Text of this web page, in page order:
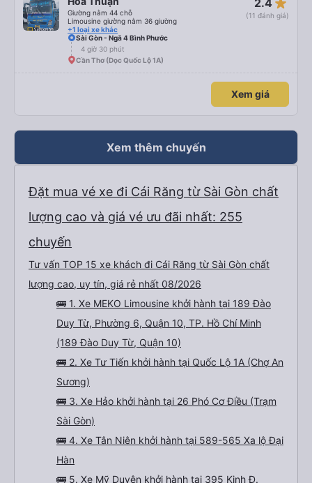
Giường nằm 44 chỗ
Limousine giường nằm 36 giường
+1 loại xe khác
2.4
(11 đánh giá)
Sài Gòn - Ngã 4 Bình Phước
4 giờ 30 phút
Cần Thơ (Dọc Quốc Lộ 1A)
Xem giá
Xem thêm chuyến
Đặt mua vé xe đi Cái Răng từ Sài Gòn chất
lượng cao và giá vé ưu đãi nhất: 255
chuyến
Tư vấn TOP 15 xe khách đi Cái Răng từ Sài Gòn chất
lượng cao, uy tín, giá rẻ nhất 08/2026
🚌 1. Xe MEKO Limousine khởi hành tại 189 Đào
Duy Từ, Phường 6, Quận 10, TP. Hồ Chí Minh
(189 Đào Duy Từ, Quận 10)
🚌 2. Xe Tư Tiến khởi hành tại Quốc Lộ 1A (Chợ An
Sương)
🚌 3. Xe Hảo khởi hành tại 26 Phó Cơ Điều (Trạm
Sài Gòn)
🚌 4. Xe Tân Niên khởi hành tại 589-565 Xa lộ Đại
Hàn
🚌 5. Xe Mỹ Duyên khởi hành tại 395 Kinh Đ.